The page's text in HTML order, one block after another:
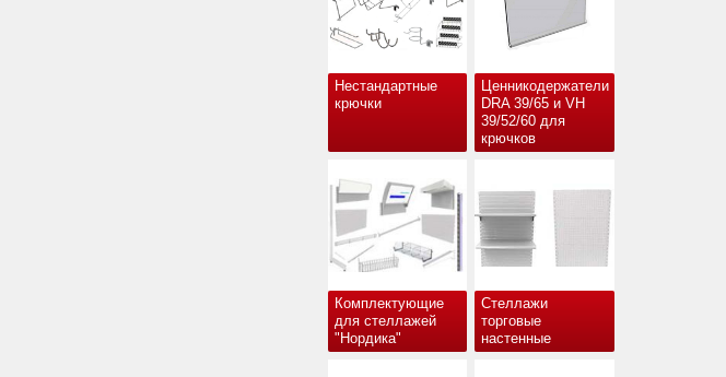
Нестандартные
крючки
Ценникодержатели
DRA 39/65 и VH
39/52/60 для
крючков
Комплектующие
для стеллажей
"Нордика"
Стеллажи
торговые
настенные